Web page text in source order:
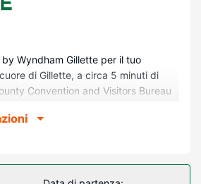
Wyndham Gillette per il tuo
di Gillette, a circa 5 minuti di
Convention and Visitors Bureau
e 3,7 km da Bicentennial Park.
84 camere della struttura, complete di
piatto. La connessione Internet